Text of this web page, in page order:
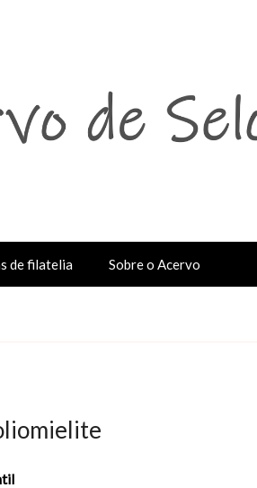
de filatelia Sobre o Acervo